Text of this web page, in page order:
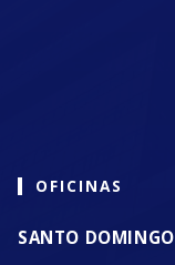
OFICINAS
SANTO DOMINGO